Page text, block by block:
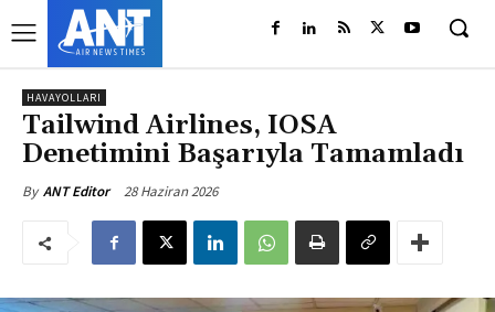
HAVAYOLLARI
Tailwind Airlines, IOSA
Denetimini Başarıyla Tamamladı
By ANT Editor 28 Haziran 2026